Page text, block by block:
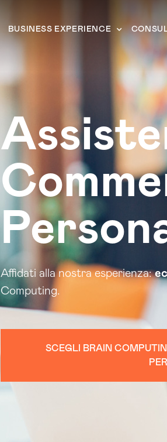
BUSINESS EXPERIENCE
Affidati alla nostra esperienza:
Computing.
SCEGLI BRAIN